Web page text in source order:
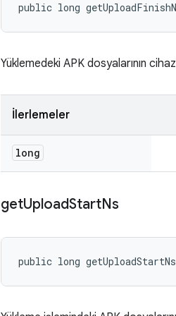
public long
Yüklemedeki APK dosyalarının
İlerlemeler
long
getUploadStartNs
public long